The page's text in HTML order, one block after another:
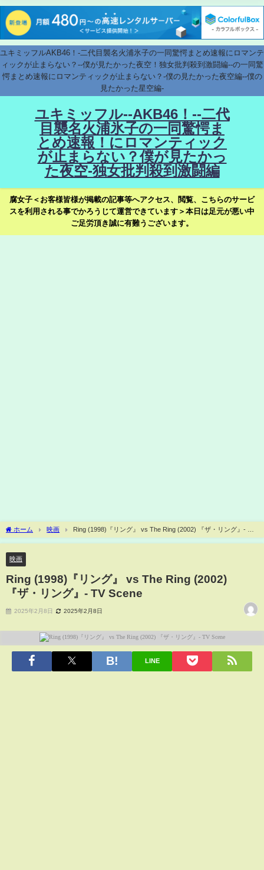
ユキミッフルAKB46！-二代目襲名火浦氷子の一同驚愕まとめ速報にロマンテ
ィックが止まらない？--僕が見たかった夜空！独女批判殺到激闘編--の一同驚
愕まとめ速報にロマンティックが止まらない？-僕の見たかった夜空編--僕の
見たかった星空編-
ユキミッフル--AKB46！--二代
目襲名火浦氷子の一同驚愕ま
とめ速報！にロマンティック
が止まらない？僕が見たかっ
た夜空-独女批判殺到激闘編
腐女子＜お客様皆様が掲載の記事等へアクセス、閲覧、こちらのサービ
スを利用される事でかろうじて運営できています＞本日は足元が悪い中
ご足労頂き誠に有難うございます。
ホーム 映画
Ring (1998)『リング』 vs The Ring (2002) 『ザ・リング』- TV
Scene
映画
Ring (1998)『リング』 vs The Ring (2002)
『ザ・リング』- TV Scene
2025年2月8日 2025年2月8日
LINE